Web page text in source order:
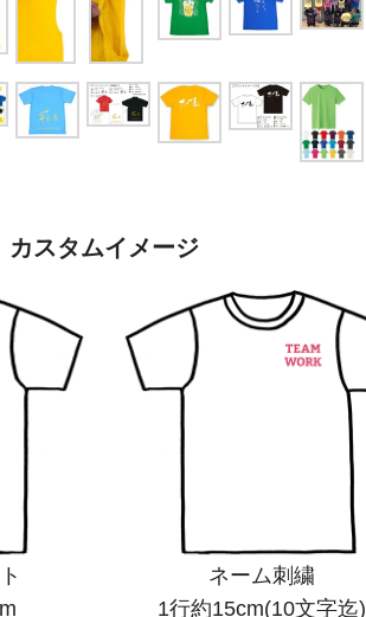
カスタムイメージ
ネーム刺繍
1行約15cm(10文字迄)